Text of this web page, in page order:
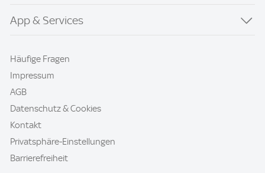
App & Services
Häufige Fragen
Impressum
AGB
Datenschutz & Cookies
Kontakt
Privatsphäre-Einstellungen
Barrierefreiheit